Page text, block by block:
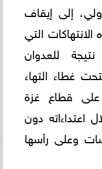
إلى إيقاف
الانتهاكات التي
للعدوان
غطاء التهاء
على قطاع غزة
اعتداءاته دون
وعلى رأسها